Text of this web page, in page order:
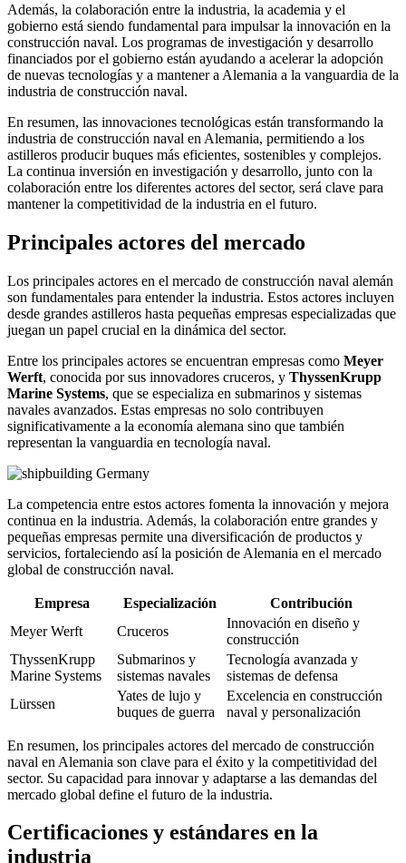
Además, la colaboración entre la industria, la academia y el
gobierno está siendo fundamental para impulsar la innovación en la
construcción naval. Los programas de investigación y desarrollo
financiados por el gobierno están ayudando a acelerar la adopción
de nuevas tecnologías y a mantener a Alemania a la vanguardia de la
industria de construcción naval.
En resumen, las innovaciones tecnológicas están transformando la
industria de construcción naval en Alemania, permitiendo a los
astilleros producir buques más eficientes, sostenibles y complejos.
La continua inversión en investigación y desarrollo, junto con la
colaboración entre los diferentes actores del sector, será clave para
mantener la competitividad de la industria en el futuro.
Principales actores del mercado
Los principales actores en el mercado de construcción naval alemán
son fundamentales para entender la industria. Estos actores incluyen
desde grandes astilleros hasta pequeñas empresas especializadas que
juegan un papel crucial en la dinámica del sector.
Entre los principales actores se encuentran empresas como Meyer
Werft, conocida por sus innovadores cruceros, y ThyssenKrupp
Marine Systems, que se especializa en submarinos y sistemas
navales avanzados. Estas empresas no solo contribuyen
significativamente a la economía alemana sino que también
representan la vanguardia en tecnología naval.
La competencia entre estos actores fomenta la innovación y mejora
continua en la industria. Además, la colaboración entre grandes y
pequeñas empresas permite una diversificación de productos y
servicios, fortaleciendo así la posición de Alemania en el mercado
global de construcción naval.
Empresa Especialización
Contribución
Meyer Werft
Cruceros
Innovación en diseño y
construcción
ThyssenKrupp
Marine Systems
Submarinos y
sistemas navales
Tecnología avanzada y
sistemas de defensa
Lürssen
Yates de lujo y
buques de guerra
Excelencia en construcción
naval y personalización
En resumen, los principales actores del mercado de construcción
naval en Alemania son clave para el éxito y la competitividad del
sector. Su capacidad para innovar y adaptarse a las demandas del
mercado global define el futuro de la industria.
Certificaciones y estándares en la
industria